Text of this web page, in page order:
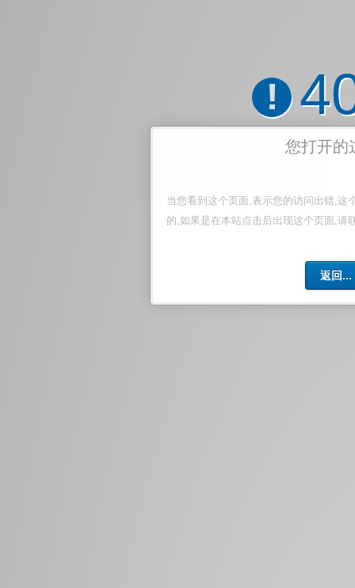
!
您打开的
当您看到这个页面,表示您的访问出错,这
的,如果是在本站点击后出现这个页面,请
返回...